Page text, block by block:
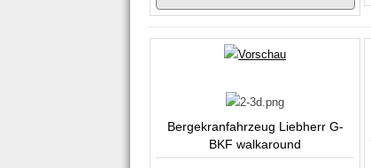
Bergekranfahrzeug Liebherr G-
BKF walkaround